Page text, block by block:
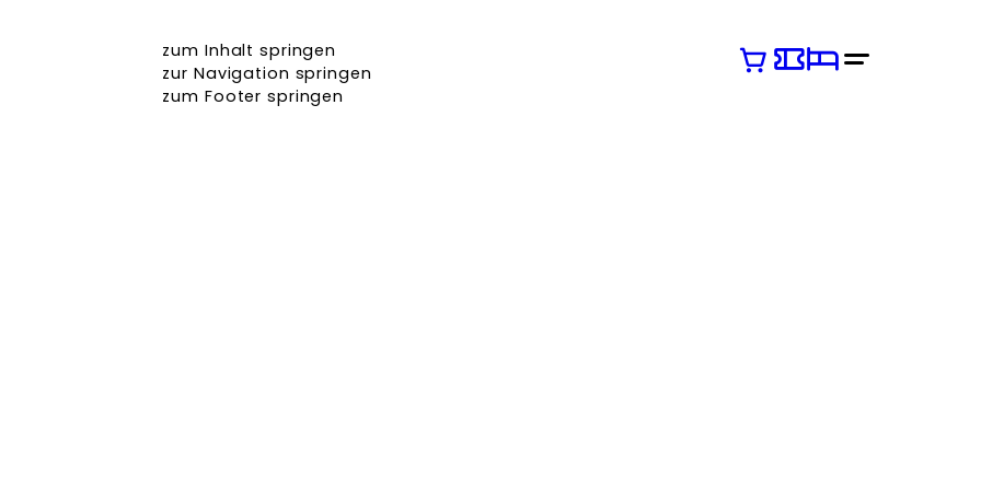
zum Inhalt springen
zur Navigation springen
zum Footer springen